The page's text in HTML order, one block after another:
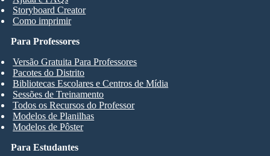
Storyboard Creator
Como imprimir
Para Estudantes
Para Professores
Versão Gratuita Para Professores
Pacotes do Distrito
Bibliotecas Escolares e Centros de Mídia
Sessões de Treinamento
Todos os Recursos do Professor
Modelos de Planilhas
Modelos de Pôster